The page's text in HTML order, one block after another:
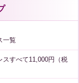
一覧
スすべて11,000円（税